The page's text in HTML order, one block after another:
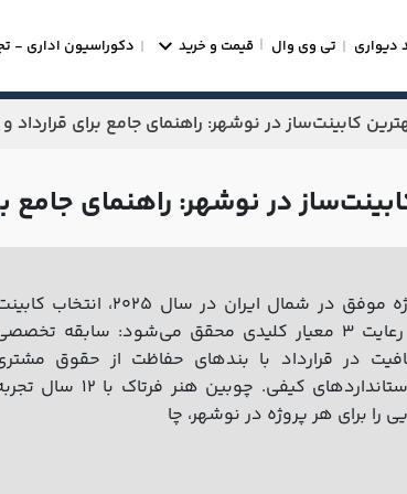
دیواری تی وی وال قیمت و خرید دکوراسیون اداری -
کابینت‌ساز در نوشهر: راهنمای جامع برای
در نوشهر: راهنمای
بر اساس تحلیل 200+ پروژه موفق در شمال ایران در سال
حرفه‌ای در نوشهر تنها با رعایت 3 معیار کلیدی محقق می‌شود: سابقه
در قرارداد با بندهای حفاظت از حقوق
سیستم تحویل مبتنی بر استانداردهای کیفی. چوبین
را برای هر پروژه در نوشهر، چا